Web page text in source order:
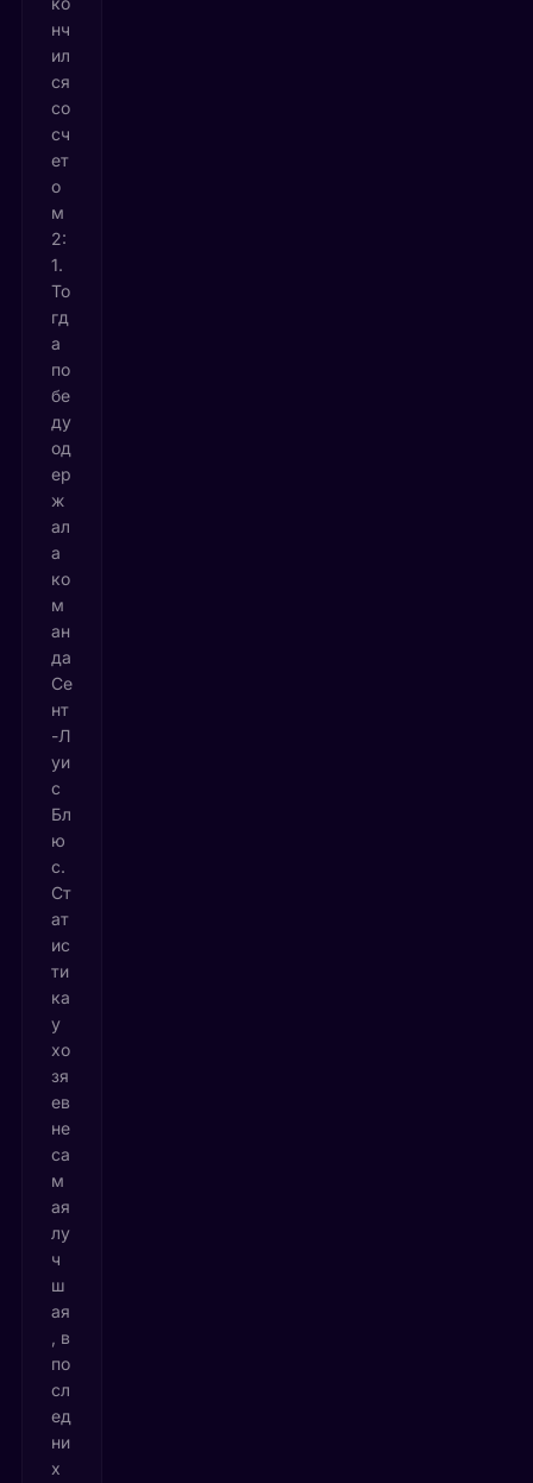
нч
ил
ся
со
сч
ет
о
м
2:
1.
То
гд
а
по
бе
ду
од
ер
ж
ал
а
ко
м
ан
да
Се
нт
-Л
уи
с
Бл
ю
с.
Ст
ат
ис
ти
ка
у
хо
зя
ев
не
са
м
ая
лу
ч
ш
ая
, в
по
сл
ед
ни
х